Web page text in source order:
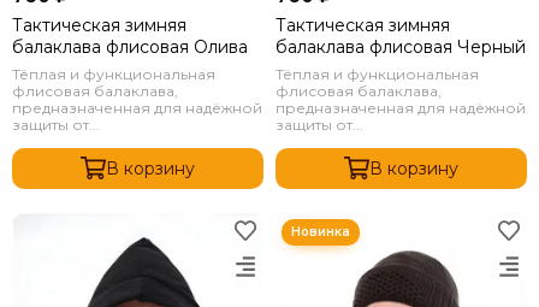
Тактическая зимняя
балаклава флисовая Олива
Тёплая и функциональная
флисовая балаклава,
предназначенная для надёжной
защиты от...
В корзину
Тактическая зимняя
балаклава флисовая Черный
Тёплая и функциональная
флисовая балаклава,
предназначенная для надёжной
защиты от...
В корзину